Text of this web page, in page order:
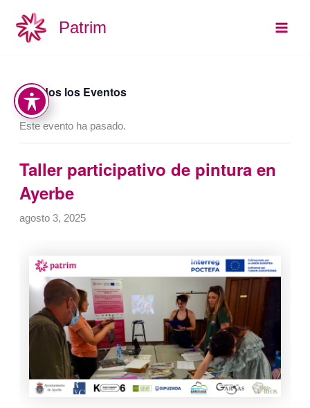
contenido
Patrim
« Todos los Eventos
Este evento ha pasado.
Taller participativo de pintura en
Ayerbe
agosto 3, 2025